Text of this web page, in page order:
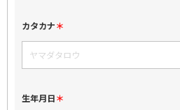
カタカナ
生年月日